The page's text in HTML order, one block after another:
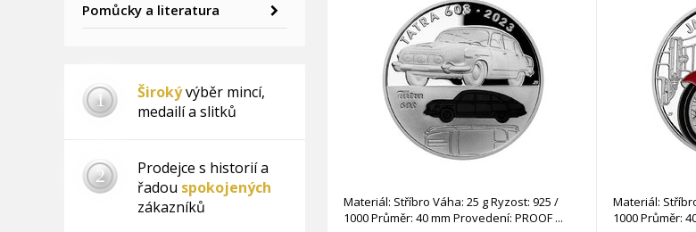
Pomůcky a literatura
1 Širokývýběr mincí,
medailí a slitků
2
Prodejce s historií a
řadou spokojených
zákazníků
Materiál: Stříbro Váha: 25 g Ryzost: 925 /
1000 Průměr: 40 mm Provedení: PROOF
Materiál:
1000 Průměr: